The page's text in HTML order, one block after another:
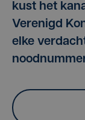
kust het
Verenigd
elke